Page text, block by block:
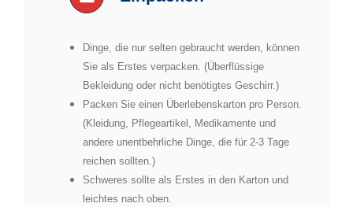
Dinge, die nur selten gebraucht werden, können
Sie als Erstes verpacken. (Überflüssige
Bekleidung oder nicht benötigtes Geschirr.)
Packen Sie einen Überlebenskarton pro Person.
(Kleidung, Pflegeartikel, Medikamente und
andere unentbehrliche Dinge, die für 2-3 Tage
reichen sollten.)
Schweres sollte als Erstes in den Karton und
leichtes nach oben.